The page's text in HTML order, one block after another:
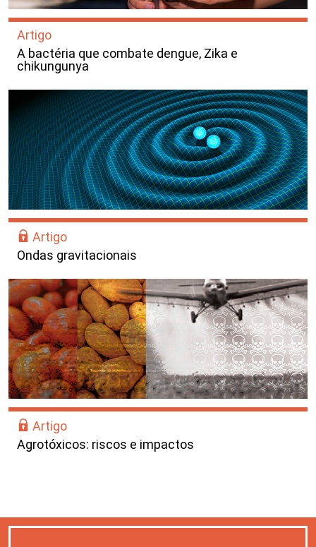
Artigo
A bactéria que combate dengue, Zika e
chikungunya
Artigo
Ondas gravitacionais
Artigo
Agrotóxicos: riscos e impactos